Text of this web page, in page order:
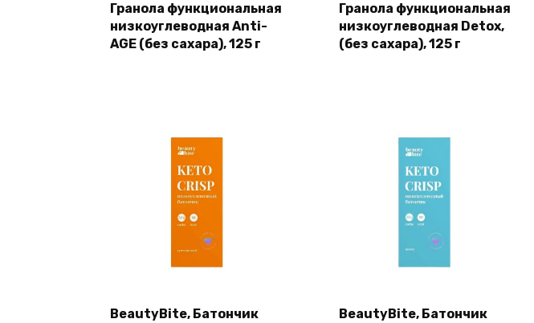
Гранола функциональная
низкоуглеводная Anti-
AGE (без сахара), 125 г
Гранола функциональная
низкоуглеводная Detox,
(без сахара), 125 г
BeautyBite, Батончик
BeautyBite, Батончик